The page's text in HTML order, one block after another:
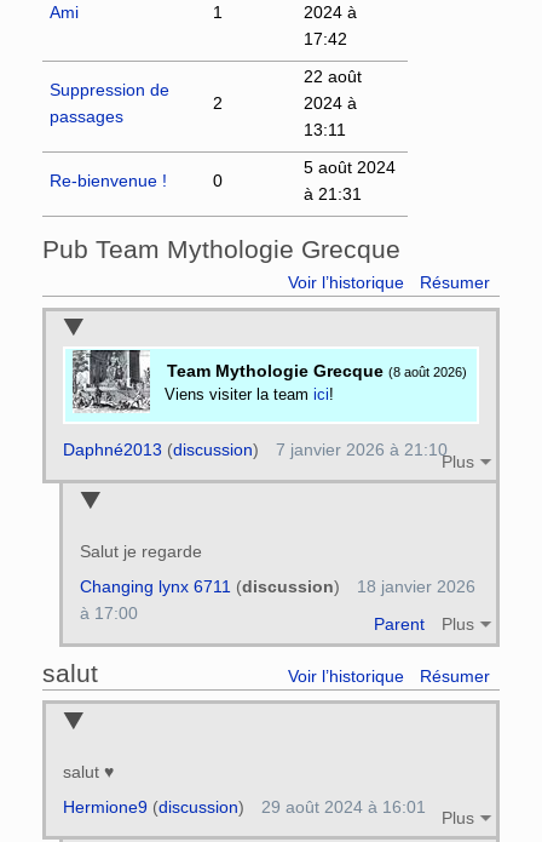
Ami 1
2024 à
17:42
Suppression de
passages
2
22 août
2024 à
13:11
Re-bienvenue ! 0
5 août 2024
à 21:31
Pub Team Mythologie Grecque
Voir l’historique Résumer
Team Mythologie Grecque (8 août 2026)
Viens visiter la team ici!
Plus
Daphné2013 (discussion) 7 janvier 2026 à 21:10
Salut je regarde
Parent Plus
Changing lynx 6711 (discussion)
18 janvier 2026
à 17:00
salut Voir l’historique Résumer
salut ♥
Plus
Hermione9(discussion) 29 août 2024 à 16:01